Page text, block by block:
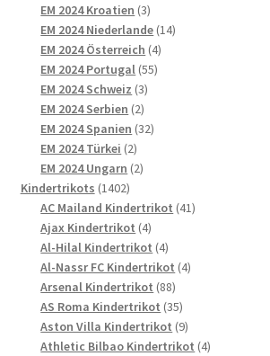
Produkte
EM 2024 Kroatien 33
Produkte
EM 2024 Niederlande 1414
EM 2024 Österreich 44
EM 2024 Portugal 5555
EM 2024 Schweiz 33
EM 2024 Serbien 22
Produkte
EM 2024 Spanien 3232
EM 2024 Türkei 22
Produkte
EM 2024 Ungarn 22
Kindertrikots 14021402
Produkte
AC Mailand Kindertrikot 4141
Ajax Kindertrikot 44
Produkte
Al-Hilal Kindertrikot 44
Produkte
Al-Nassr FC Kindertrikot 44
Arsenal Kindertrikot 8888
Produkte
AS Roma Kindertrikot 3535
Produkte
Aston Villa Kindertrikot 99
Produkte
Athletic Bilbao Kindertrikot 44